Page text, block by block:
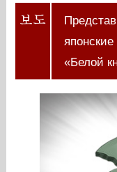
«Белой